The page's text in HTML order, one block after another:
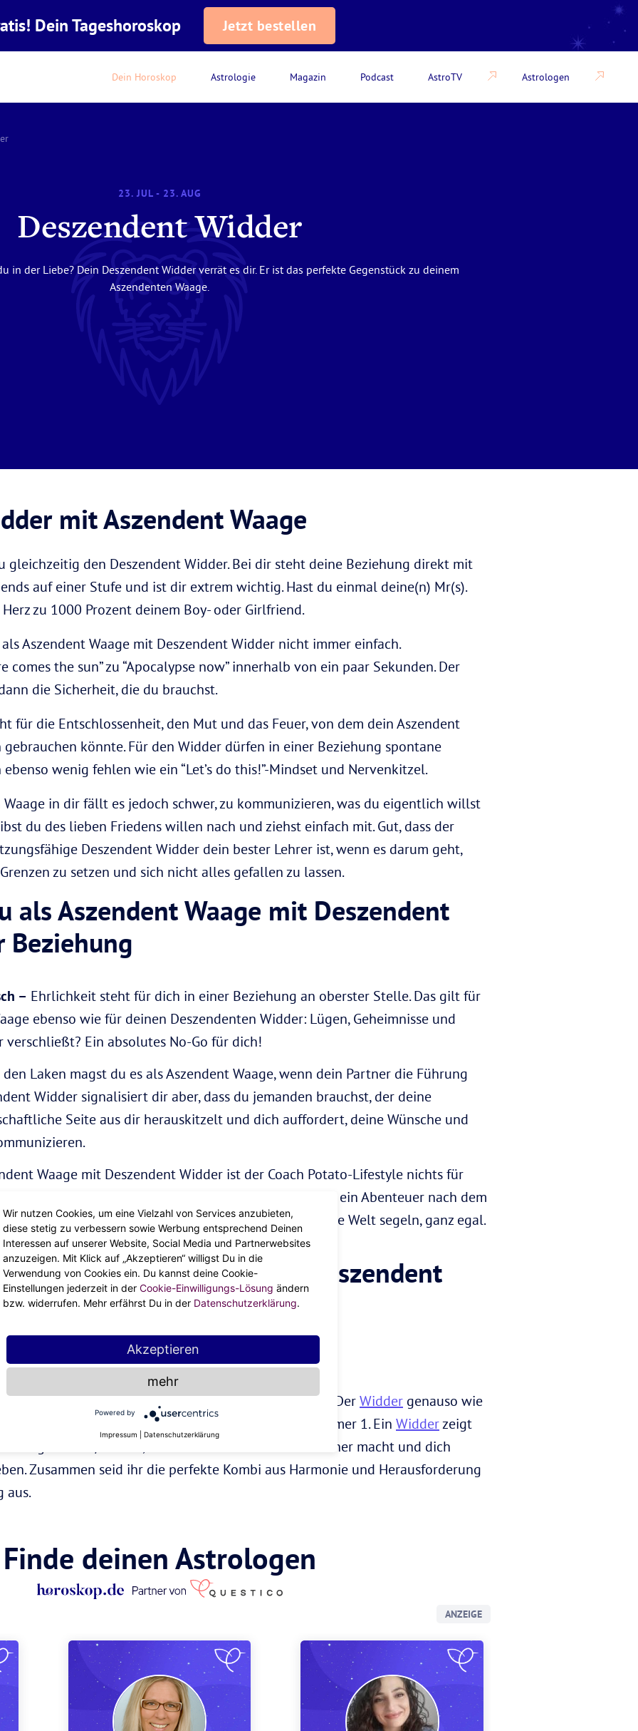
Dein Horoskop Astrologie Magazin Podcast AstroTV Astrologen
Dein Tageshoroskop Jetzt bestellen
23. JUL - 23. AUG
Deszendent Widder
in der Liebe? Dein Deszendent Widder verrät es dir. Er ist das perfekte Gegenstück zu deinem
Aszendenten Waage.
mit Aszendent Waage
gleichzeitig den Deszendent Widder. Bei dir steht deine Beziehung direkt mit
auf einer Stufe und ist dir extrem wichtig. Hast du einmal deine(n) Mr(s).
zu 1000 Prozent deinem Boy- oder Girlfriend.
Aszendent Waage mit Deszendent Widder nicht immer einfach.
comes the sun” zu “Apocalypse now” innerhalb von ein paar Sekunden. Der
die Sicherheit, die du brauchst.
für die Entschlossenheit, den Mut und das Feuer, von dem dein Aszendent
gebrauchen könnte. Für den Widder dürfen in einer Beziehung spontane
wenig fehlen wie ein “Let’s do this!”-Mindset und Nervenkitzel.
in dir fällt es jedoch schwer, zu kommunizieren, was du eigentlich willst
du des lieben Friedens willen nach und ziehst einfach mit. Gut, dass der
Deszendent Widder dein bester Lehrer ist, wenn es darum geht,
zu setzen und sich nicht alles gefallen zu lassen.
als Aszendent Waage mit Deszendent
Beziehung
– Ehrlichkeit steht für dich in einer Beziehung an oberster Stelle. Das gilt für
ebenso wie für deinen Deszendenten Widder: Lügen, Geheimnisse und
verschließt? Ein absolutes No-Go für dich!
Laken magst du es als Aszendent Waage, wenn dein Partner die Führung
Widder signalisiert dir aber, dass du jemanden brauchst, der deine
Seite aus dir herauskitzelt und dich auffordert, deine Wünsche und
Waage mit Deszendent Widder ist der Coach Potato-Lifestyle nichts für
du jemanden mit Feuer unterm Hintern, mit dem du ein Abenteuer nach dem
nach Machu Picchu oder gemeinsam um die Welt segeln, ganz egal.
Aszendent Waage mit Deszendent
Energie
oder an einer anderen Stelle im Geburtshoroskop – Der Widder genauso wie
Widder ist gerne die unangefochtene Nummer 1. Ein Widderzeigt
Einzige für ihn/sie bist, indem er die Welt mit dir unsicher macht und dich
Zusammen seid ihr die perfekte Kombi aus Harmonie und Herausforderung
aus.
Finde deinen Astrologen
ANZEIGE
Wir nutzen Cookies, um eine Vielzahl von Services anzubieten,
diese stetig zu verbessern sowie Werbung entsprechend Deinen
Interessen auf unserer Website, Social Media und Partnerwebsites
anzuzeigen. Mit Klick auf „Akzeptieren“ willigst Du in die
Verwendung von Cookies ein. Du kannst deine Cookie-
Einstellungen jederzeit in der Cookie-Einwilligungs-Lösung ändern
bzw. widerrufen. Mehr erfährst Du in der Datenschutzerklärung.
Akzeptieren
mehr
Powered by
Impressum Datenschutzerklärung